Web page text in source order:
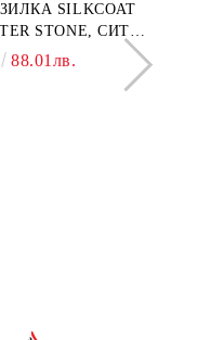
SILKCOAT
STONE, СИТЕН
88.01лв.